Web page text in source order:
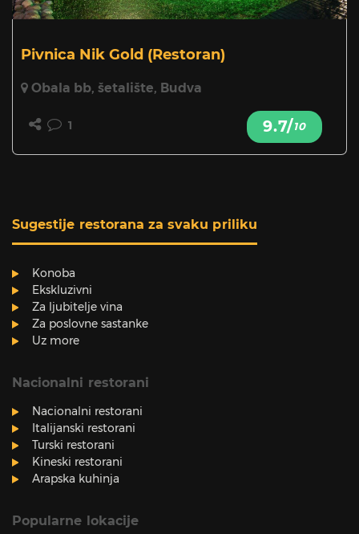
Pivnica Nik Gold (Restoran)
Obala bb, šetalište, Budva
1 9.7/10
Sugestije restorana za svaku priliku
Konoba
Ekskluzivni
Za ljubitelje vina
Za poslovne sastanke
Uz more
Nacionalni restorani
Nacionalni restorani
Italijanski restorani
Turski restorani
Kineski restorani
Arapska kuhinja
Popularne lokacije